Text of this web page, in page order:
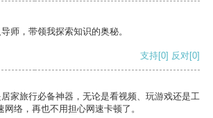
师，带领我探索知识的奥秘。
支持[0] 反对[0]
家旅行必备神器，无论是看视频、玩游戏还是工
络，再也不用担心网速卡顿了。